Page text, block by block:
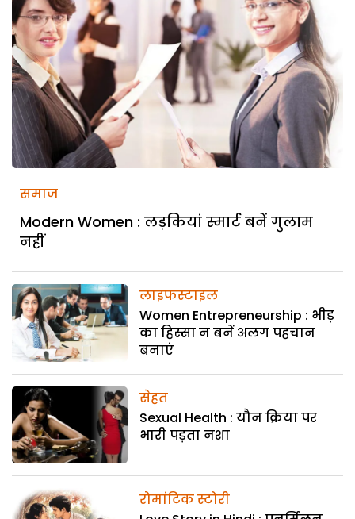
समाज
Modern Women : लड़कियां स्मार्ट बनें गुलाम
नहीं
लाइफस्टाइल
Women Entrepreneurship : भीड़
का हिस्सा न बनें अलग पहचान
बनाएं
सेहत
Sexual Health : यौन क्रिया पर
भारी पड़ता नशा
रोमांटिक स्टोरी